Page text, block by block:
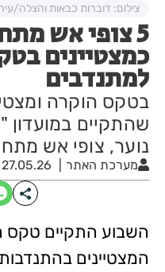
5 צופי אש
כמצטיינים
למתנדבים
בטקס הוקרה
נוער, צופי אש
מערכת האתר 27.05.26 | 11:39
צילום: דוברות כבאות והצלה/
השבוע התקיים טקס
המצטיינים